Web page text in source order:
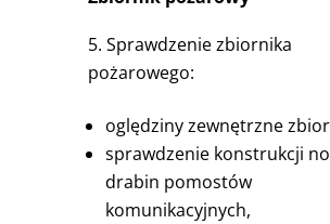
Sprawdzenie zbiornika
pożarowego:
oględziny zewnętrzne
sprawdzenie konstrukcji
drabin pomostów
komunikacyjnych,